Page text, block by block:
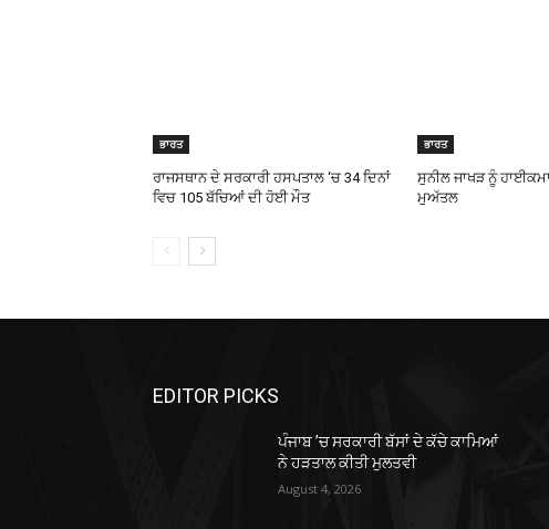
ਭਾਰਤ
ਰਾਜਸਥਾਨ ਦੇ ਸਰਕਾਰੀ ਹਸਪਤਾਲ ‘ਚ 34 ਦਿਨਾਂ
ਵਿਚ 105 ਬੱਚਿਆਂ ਦੀ ਹੋਈ ਮੌਤ
ਭਾਰਤ
ਸੁਨੀਲ ਜਾਖੜ ਨੂੰ
ਮੁਅੱਤਲ
EDITOR PICKS
ਪੰਜਾਬ ’ਚ ਸਰਕਾਰੀ ਬੱਸਾਂ ਦੇ ਕੱਚੇ ਕਾਮਿਆਂ
ਨੇ ਹੜਤਾਲ ਕੀਤੀ ਮੁਲਤਵੀ
August 4, 2026